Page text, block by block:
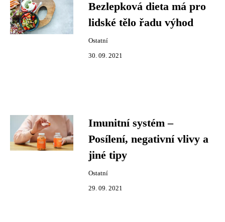
Bezlepková dieta má pro
lidské tělo řadu výhod
Ostatní
30. 09. 2021
Imunitní systém –
Posílení, negativní vlivy a
jiné tipy
Ostatní
29. 09. 2021